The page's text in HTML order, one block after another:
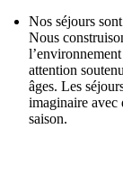
Nos séjours
Nous
attention
âges. Les
imaginaire avec
saison.